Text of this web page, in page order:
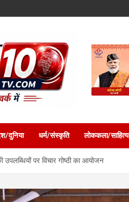
दुनिया धर्म/संस्कृति लोककला/साहित्य
उपलब्धियों पर विचार गोष्ठी का आयोजन